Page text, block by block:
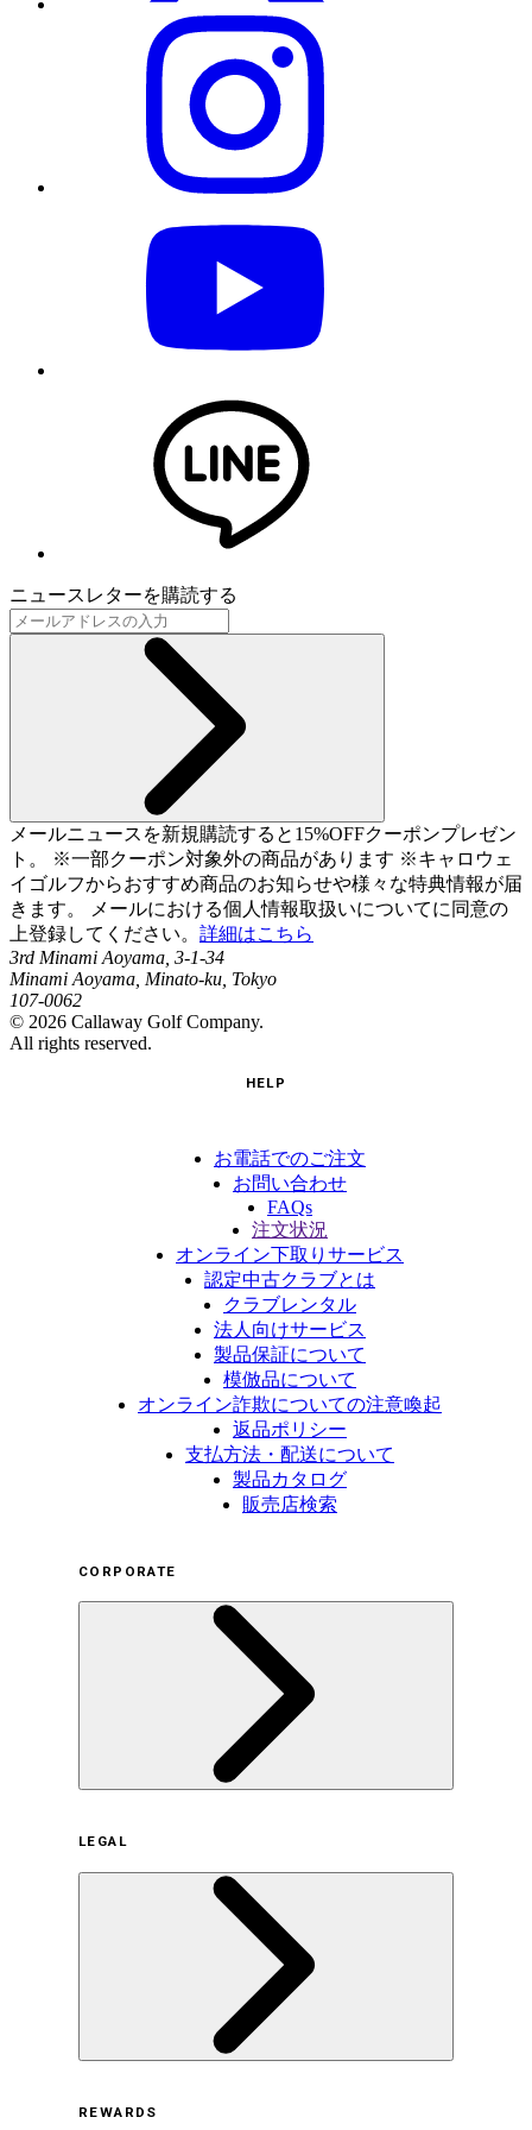
ニュースレターを購読する
メールニュースを新規購読すると15%OFFクーポンプレゼン
ト。 ※一部クーポン対象外の商品があります ※キャロウェ
イゴルフからおすすめ商品のお知らせや様々な特典情報が届
きます。 メールにおける個人情報取扱いについてに同意の
上登録してください。 詳細はこちら
3rd Minami Aoyama, 3-1-34
Minami Aoyama, Minato-ku, Tokyo
107-0062
© 2026 Callaway Golf Company.
All rights reserved.
HELP
お電話でのご注文
お問い合わせ
FAQs
注文状況
オンライン下取りサービス
認定中古クラブとは
クラブレンタル
法人向けサービス
製品保証について
模倣品について
オンライン詐欺についての注意喚起
返品ポリシー
支払方法・配送について
製品カタログ
販売店検索
CORPORATE
サステナビリティの取り組み（日本）
サステナビリティの取り組み（米国/英語）
ヒストリー
採用情報
LEGAL
REWARDS